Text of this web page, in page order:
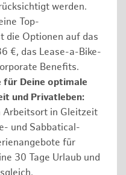
werden.
Top-
die Optionen auf das
€, das Lease-a-Bike-
Benefits.
Deine optimale
und Privatleben:
Arbeitsort in Gleitzeit
und Sabbatical-
für
30 Tage Urlaub und